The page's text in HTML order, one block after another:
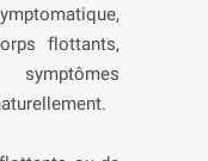
flottants,